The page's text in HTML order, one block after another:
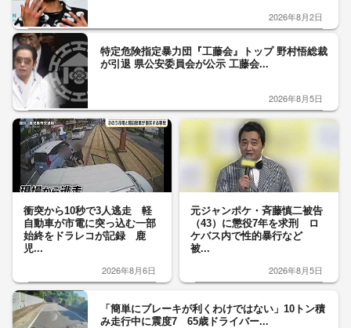
2026年8月2日
特定危険指定暴力団『工藤会』トップ 野村悟総裁
が引退 県公安委員会が公示 工藤会...
2026年8月5日
衝突から10秒で3人逃走 軽
自動車が市電に突っ込む一部
始終をドラレコが記録 鹿
児...
2026年8月6日
元ジャンポケ・斉藤慎二被告
（43）に懲役7年を求刑 ロ
ケバス内で性的暴行など
被...
2026年8月5日
「簡単にブレーキが利くわけではない」10トン積
み走行中に震度7 65歳ドライバー...